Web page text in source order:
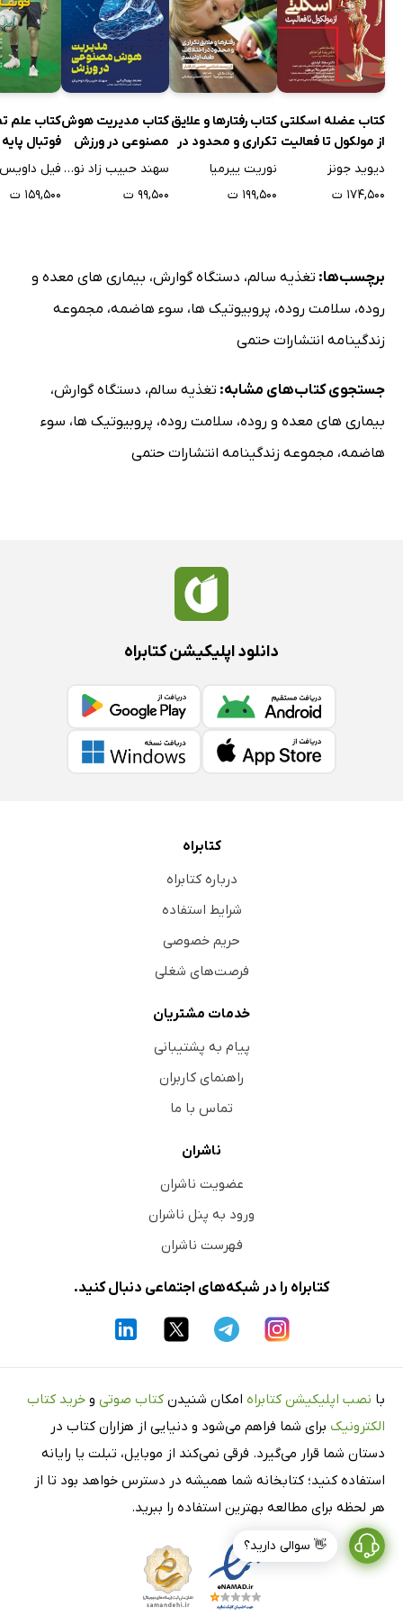
کتاب عضله اسکلتی
از مولکول تا فعالیت
دیوید جونز
۱۷۴,۵۰۰ ت
کتاب رفتارها و علایق
تکراری و محدود در
اختلالات طیف
نوریت ییرمیا
۱۹۹,۵۰۰ ت
کتاب مدیریت هوش
مصنوعی در ورزش
سهند حبیب زاد نوحیان
۹۹,۵۰۰ ت
کتاب علم
فوتبال پایه
فیل داویس
۱۵۹,۵۰۰ ت
برچسب‌ها: تغذیه سالم، دستگاه گوارش، بیماری های معده و
روده، سلامت روده، پروبیوتیک ها، سوء هاضمه، مجموعه
زندگینامه انتشارات حتمی
جستجوی کتاب‌های مشابه: تغذیه سالم، دستگاه گوارش،
بیماری های معده و روده، سلامت روده، پروبیوتیک ها، سوء
هاضمه، مجموعه زندگینامه انتشارات حتمی
👋 سوالی دارید؟
دانلود اپلیکیشن کتابراه
کتابراه
درباره کتابراه
شرایط استفاده
حریم خصوصی
فرصت‌های شغلی
خدمات مشتریان
پیام به پشتیبانی
راهنمای کاربران
تماس با ما
ناشران
عضویت ناشران
ورود به پنل ناشران
فهرست ناشران
کتابراه را در شبکه‌های اجتماعی دنبال کنید.
با نصب اپلیکیشن کتابراه امکان شنیدن کتاب صوتی و خرید کتاب
الکترونیک برای شما فراهم می‌شود و دنیایی از هزاران کتاب در
دستان شما قرار می‌گیرد. فرقی نمی‌کند از موبایل، تبلت یا رایانه
استفاده کنید؛ کتابخانه شما همیشه در دسترس خواهد بود تا از
هر لحظه برای مطالعه بهترین استفاده را ببرید.